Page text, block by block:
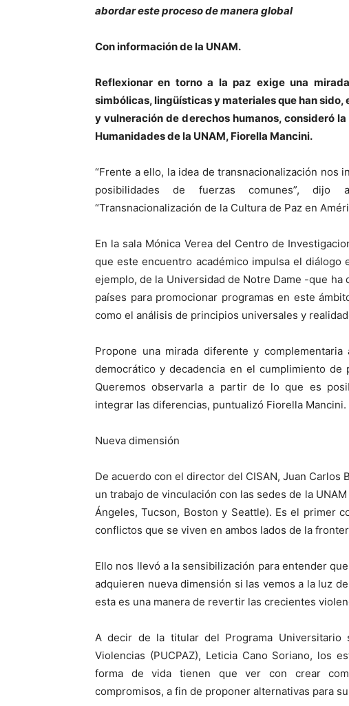
abordar este proceso de manera global
Con información de la UNAM.
Reflexionar en torno a la paz exige una
simbólicas, lingüísticas y materiales que han
y vulneración de derechos humanos, consideró
Humanidades de la UNAM, Fiorella Mancini.
“Frente a ello, la idea de transnacionalización nos
posibilidades de fuerzas comunes”, dijo
“Transnacionalización de la Cultura de Paz en
En la sala Mónica Verea del Centro de
que este encuentro académico impulsa el
ejemplo, de la Universidad de Notre Dame -que
países para promocionar programas en este
como el análisis de principios universales y
Propone una mirada diferente y
democrático y decadencia en el cumplimiento de
Queremos observarla a partir de lo que es
integrar las diferencias, puntualizó Fiorella Mancini.
Nueva dimensión
De acuerdo con el director del CISAN, Juan
un trabajo de vinculación con las sedes de la
Ángeles, Tucson, Boston y Seattle). Es el primer
conflictos que se viven en ambos lados de la
Ello nos llevó a la sensibilización para entender
adquieren nueva dimensión si las vemos a la luz
esta es una manera de revertir las crecientes
A decir de la titular del Programa Universitario
Violencias (PUCPAZ), Leticia Cano Soriano, los
forma de vida tienen que ver con crear
compromisos, a fin de proponer alternativas para